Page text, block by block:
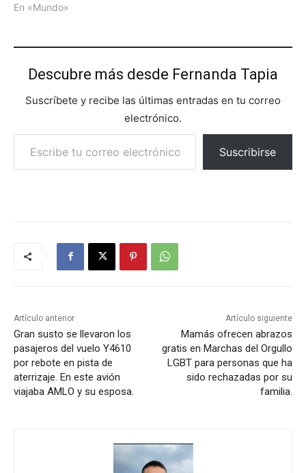
En «Mundo»
Descubre más desde Fernanda Tapia
Suscríbete y recibe las últimas entradas en tu correo
electrónico.
Escribe tu correo electrónico…
Suscribirse
Artículo anterior
Gran susto se llevaron los
pasajeros del vuelo Y4610
por rebote en pista de
aterrizaje. En este avión
viajaba AMLO y su esposa.
Artículo siguiente
Mamás ofrecen abrazos
gratis en Marchas del Orgullo
LGBT para personas que ha
sido rechazadas por su
familia.